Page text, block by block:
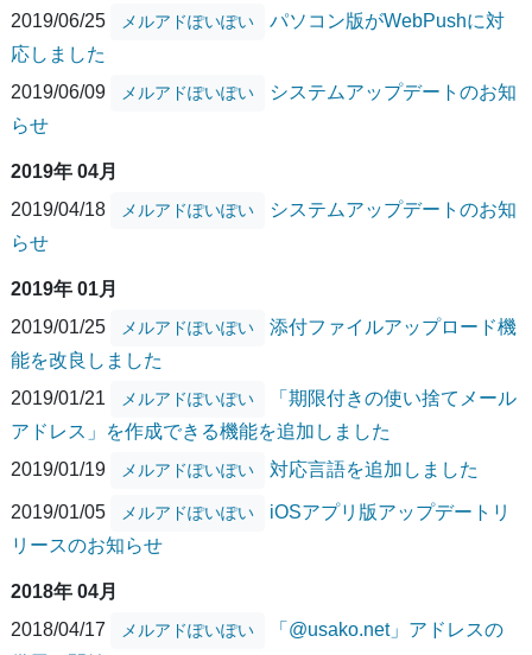
2019/06/25
メルアドぽいぽい
パソコン版がWebPushに対
応しました
2019/06/09
メルアドぽいぽい
システムアップデートのお知
らせ
2019年 04月
2019/04/18
メルアドぽいぽい
システムアップデートのお知
らせ
2019年 01月
2019/01/25
メルアドぽいぽい
添付ファイルアップロード機
能を改良しました
2019/01/21
メルアドぽいぽい
「期限付きの使い捨てメール
アドレス」を作成できる機能を追加しました
2019/01/19
メルアドぽいぽい 対応言語を追加しました
2019/01/05 メルアドぽいぽい
iOSアプリ版アップデートリ
リースのお知らせ
2018年 04月
2018/04/17
メルアドぽいぽい
「@usako.net」アドレスの